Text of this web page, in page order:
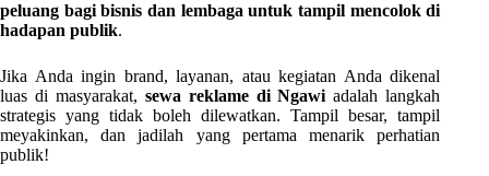
peluang bagi bisnis dan lembaga untuk tampil mencolok di
hadapan publik.
Jika Anda ingin brand, layanan, atau kegiatan Anda dikenal
luas di masyarakat, sewa reklame di Ngawi adalah langkah
strategis yang tidak boleh dilewatkan. Tampil besar, tampil
meyakinkan, dan jadilah yang pertama menarik perhatian
publik!